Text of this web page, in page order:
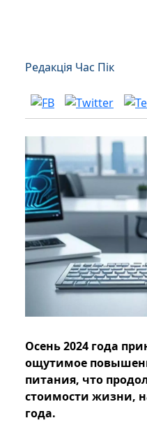
Редакція Час Пік
Осень 2024 года
ощутимое
питания, что
стоимости жизни,
года.